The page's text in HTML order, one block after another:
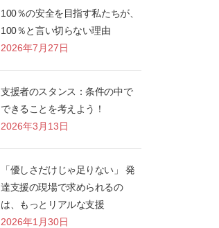
100％の安全を目指す私たちが、
100％と言い切らない理由
2026年7月27日
支援者のスタンス：条件の中で
できることを考えよう！
2026年3月13日
「優しさだけじゃ足りない」 発
達支援の現場で求められるの
は、もっとリアルな支援
2026年1月30日